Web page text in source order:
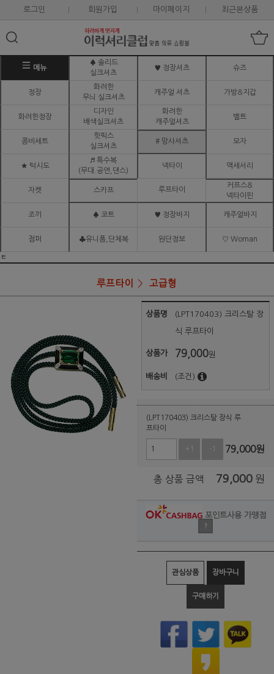
로그인 회원가입 마이페이지 최근본상품
메뉴
♠ 솔리드
실크셔츠
♥ 정장셔츠 슈즈
정장
화려한
무늬 실크셔츠
캐주얼 셔츠 가방&지갑
화려한정장
디자인
배색실크셔츠
화려한
캐주얼셔츠
벨트
콤비세트
핫픽스
실크셔츠
# 망사셔츠 모자
★ 턱시도
♬ 특수복
(무대.공연,댄스)
넥타이 액세서리
자켓 스카프 루프타이
커프스&
넥타이핀
조끼 ♠ 코트 ♥ 정장바지 캐주얼바지
점퍼 ♣유니폼,단체복 원단정보 ♡ Woman
ㅌ
루프타이 고급형
상품명 (LPT170403) 크리스탈 장
식 루프타이
상품가 79,000원
배송비 (조건)
(LPT170403) 크리스탈 장식 루
프타이
+1 -1 79,000원
총 상품 금액 79,000 원
포인트사용 가맹점
?
관심상품 장바구니
구매하기